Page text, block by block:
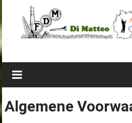
de
inhoud
Di
Matteo
Golfoverdegrens
Algemene